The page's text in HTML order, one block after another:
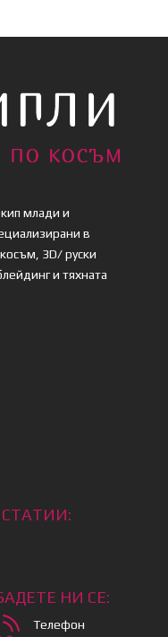
млади и
в
3D/ руски
и тяхната
НИ СЕ:
Телефон